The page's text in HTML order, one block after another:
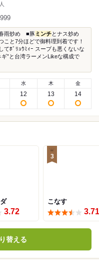
人
雨炒め ■豚ミンチとナス炒め
と7分ほどで御料理到着です！
てﾎﾞﾘｭｳﾐｨｰ スープも悪くないな
ギ”と台湾ラーメンLikeな構成で
水
12
木
13
金
14
3.72
3
こなす
3.71
替える